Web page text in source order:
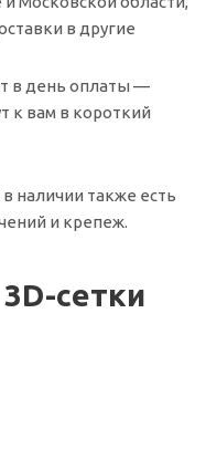
в другие
в день оплаты —
к вам в короткий
наличии также есть
и крепеж.
сетки